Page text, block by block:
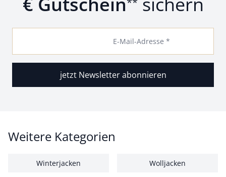
E-Mail-Adresse *
jetzt Newsletter abonnieren
Weitere Kategorien
Winterjacken Wolljacken